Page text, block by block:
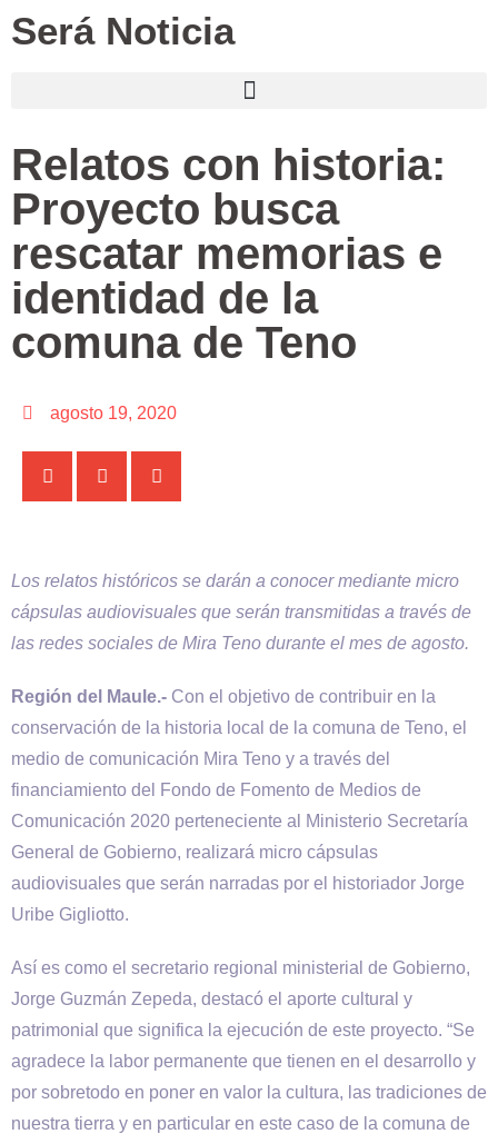
Será Noticia
Relatos con historia:
Proyecto busca
rescatar memorias e
identidad de la
comuna de Teno
agosto 19, 2020
Los relatos históricos se darán a conocer mediante micro
cápsulas audiovisuales que serán transmitidas a través de
las redes sociales de Mira Teno durante el mes de agosto.
Región del Maule.- Con el objetivo de contribuir en la
conservación de la historia local de la comuna de Teno, el
medio de comunicación Mira Teno y a través del
financiamiento del Fondo de Fomento de Medios de
Comunicación 2020 perteneciente al Ministerio Secretaría
General de Gobierno, realizará micro cápsulas
audiovisuales que serán narradas por el historiador Jorge
Uribe Gigliotto.
Así es como el secretario regional ministerial de Gobierno,
Jorge Guzmán Zepeda, destacó el aporte cultural y
patrimonial que significa la ejecución de este proyecto. “Se
agradece la labor permanente que tienen en el desarrollo y
por sobretodo en poner en valor la cultura, las tradiciones de
nuestra tierra y en particular en este caso de la comuna de